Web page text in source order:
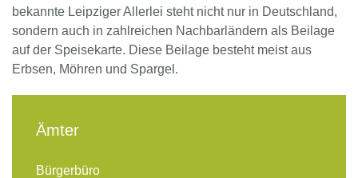
bekannte Leipziger Allerlei steht nicht nur in Deutschland,
sondern auch in zahlreichen Nachbarländern als Beilage
auf der Speisekarte. Diese Beilage besteht meist aus
Erbsen, Möhren und Spargel.
Ämter
Bürgerbüro